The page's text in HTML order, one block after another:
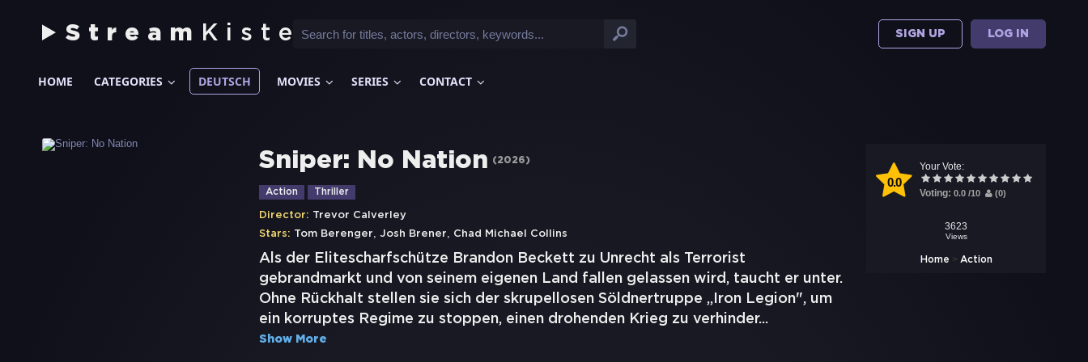
Stream Kiste SIGN UP LOG IN
HOME CATEGORIES DEUTSCH MOVIES SERIES CONTACT
0.0
Your Vote:
Voting: 0.0 /10 (0)
3623
Views
Home > Action
Sniper: No Nation (2026)
Action Thriller
Director: Trevor Calverley
Stars: Tom Berenger, Josh Brener, Chad Michael Collins
Als der Elitescharfschütze Brandon Beckett zu Unrecht als Terrorist
gebrandmarkt und von seinem eigenen Land fallen gelassen wird, taucht er unter.
Ohne Rückhalt stellen sie sich der skrupellosen Söldnertruppe „Iron Legion", um
ein korruptes Regime zu stoppen, einen drohenden Krieg zu verhinder...
Show More